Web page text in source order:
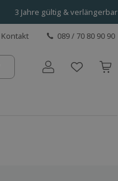
3 Jahre gültig & verlängerbar
Kontakt 089 / 70 80 90 90
Benutzerkonto